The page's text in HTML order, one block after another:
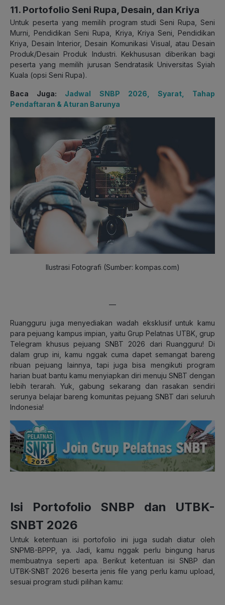
11. Portofolio Seni Rupa, Desain, dan Kriya
Untuk peserta yang memilih program studi Seni Rupa, Seni
Murni, Pendidikan Seni Rupa, Kriya, Kriya Seni, Pendidikan
Kriya, Desain Interior, Desain Komunikasi Visual, atau Desain
Produk/Desain Produk Industri. Kekhususan diberikan bagi
peserta yang memilih jurusan Sendratasik Universitas Syiah
Kuala (opsi Seni Rupa).
Baca Juga: Jadwal SNBP 2026, Syarat, Tahap
Pendaftaran & Aturan Barunya
Ilustrasi Fotografi (Sumber: kompas.com)
—
Ruangguru juga menyediakan wadah eksklusif untuk kamu
para pejuang kampus impian, yaitu Grup Pelatnas UTBK, grup
Telegram khusus pejuang SNBT 2026 dari Ruangguru! Di
dalam grup ini, kamu nggak cuma dapet semangat bareng
ribuan pejuang lainnya, tapi juga bisa mengikuti program
harian buat bantu kamu menyiapkan diri menuju SNBT dengan
lebih terarah. Yuk, gabung sekarang dan rasakan sendiri
serunya belajar bareng komunitas pejuang SNBT dari seluruh
Indonesia!
Isi Portofolio SNBP dan UTBK-
SNBT 2026
Untuk ketentuan isi portofolio ini juga sudah diatur oleh
SNPMB-BPPP, ya. Jadi, kamu nggak perlu bingung harus
membuatnya seperti apa. Berikut ketentuan isi SNBP dan
UTBK-SNBT 2026 beserta jenis file yang perlu kamu upload,
sesuai program studi pilihan kamu: